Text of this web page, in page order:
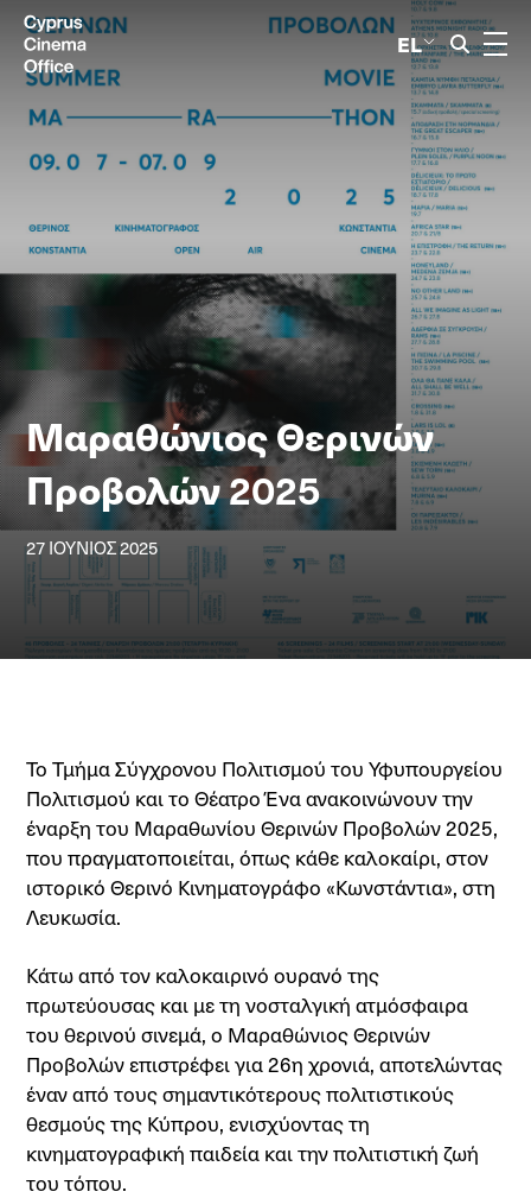
EL
Μαραθώνιος Θερινών
Προβολών 2025
27 ΙΟΎΝΙΟΣ 2025
Το Τμήμα Σύγχρονου Πολιτισμού του Υφυπουργείου
Πολιτισμού και το Θέατρο Ένα ανακοινώνουν την
έναρξη του Μαραθωνίου Θερινών Προβολών 2025,
που πραγματοποιείται, όπως κάθε καλοκαίρι, στον
ιστορικό Θερινό Κινηματογράφο «Κωνστάντια», στη
Λευκωσία.
Κάτω από τον καλοκαιρινό ουρανό της
πρωτεύουσας και με τη νοσταλγική ατμόσφαιρα
του θερινού σινεμά, ο Μαραθώνιος Θερινών
Προβολών επιστρέφει για 26η χρονιά, αποτελώντας
έναν από τους σημαντικότερους πολιτιστικούς
θεσμούς της Κύπρου, ενισχύοντας τη
κινηματογραφική παιδεία και την πολιτιστική ζωή
του τόπου.